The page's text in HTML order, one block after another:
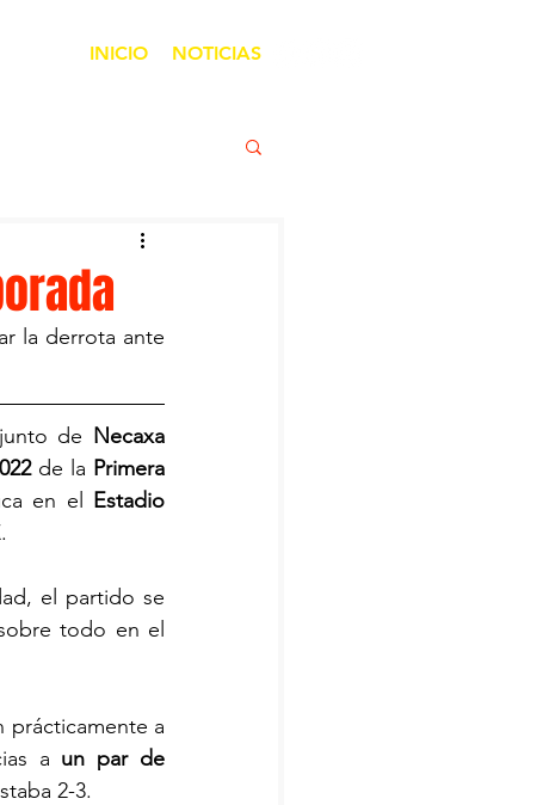
INICIO NOTICIAS
la derrota ante
de
de la Primera
en el Estadio
el partido se
todo en el
prácticamente a
a un par de
2-3.